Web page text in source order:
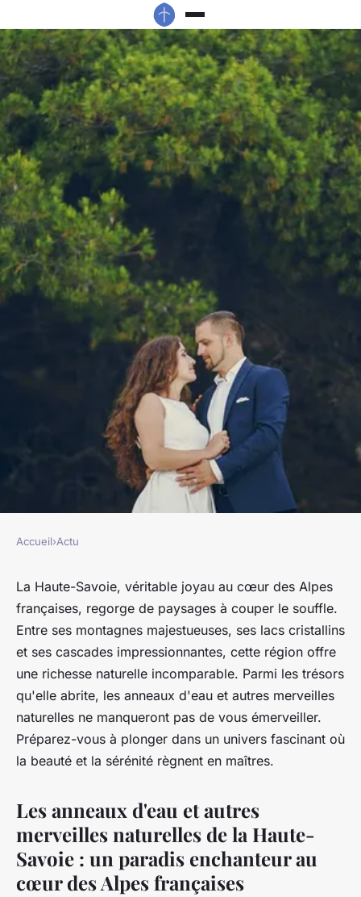
Anneaux d'eau et merveilles
naturelles : Explorez la
richesse des paysages de la
Haute-Savoie
Accueil›Actu
La Haute-Savoie, véritable joyau au cœur des Alpes
françaises, regorge de paysages à couper le souffle.
Entre ses montagnes majestueuses, ses lacs cristallins
et ses cascades impressionnantes, cette région offre
une richesse naturelle incomparable. Parmi les trésors
qu'elle abrite, les anneaux d'eau et autres merveilles
naturelles ne manqueront pas de vous émerveiller.
Préparez-vous à plonger dans un univers fascinant où
la beauté et la sérénité règnent en maîtres.
Les anneaux d'eau et autres
merveilles naturelles de la Haute-
Savoie : un paradis enchanteur au
cœur des Alpes françaises